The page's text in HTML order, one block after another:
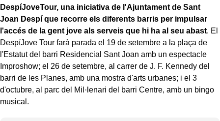
DespíJoveTour, una iniciativa de l'Ajuntament de Sant
Joan Despí que recorre els diferents barris per impulsar
l'accés de la gent jove als serveis que hi ha al seu abast. El
DespíJove Tour farà parada el 19 de setembre a la plaça de
l'Estatut del barri Residencial Sant Joan amb un espectacle
Improshow; el 26 de setembre, al carrer de J. F. Kennedy del
barri de les Planes, amb una mostra d'arts urbanes; i el 3
d'octubre, al parc del Mil·lenari del barri Centre, amb un bingo
musical.